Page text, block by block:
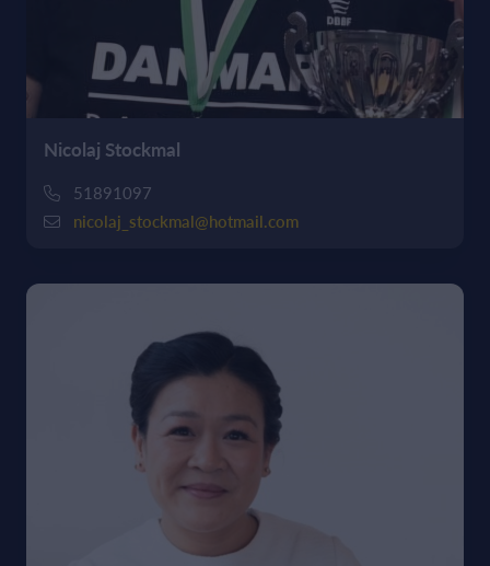
Nicolaj Stockmal
51891097
nicolaj_stockmal@hotmail.com